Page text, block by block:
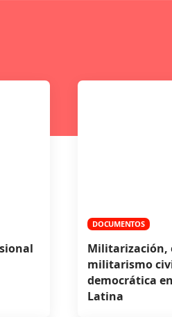
DOCUMENTOS
Militarización,
militarismo
democrática
Latina